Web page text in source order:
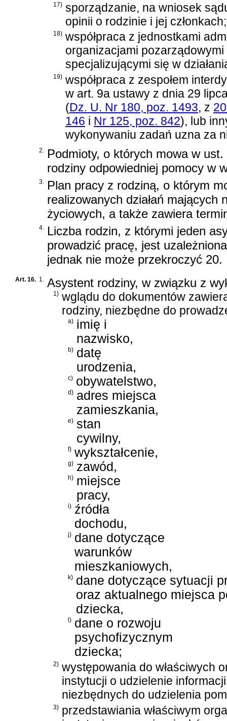
17) sporządzanie, na wniosek
opinii o rodzinie i jej członkach;
18) współpraca z jednostkami
organizacjami
specjalizującymi się w
19) współpraca z zespołem
w art. 9a ustawy z dnia 29
(Dz. U. Nr 180, poz. 1493, z
146 i Nr 125, poz. 842), lub
wykonywaniu zadań uzna za
2.
Podmioty, o których mowa w
rodziny odpowiedniej pomocy w
3.
Plan pracy z rodziną, o którym
realizowanych działań
życiowych, a także zawiera
4.
Liczba rodzin, z którymi jeden
prowadzić pracę, jest
jednak nie może przekroczyć 20.
Art. 16. 1. Asystent rodziny, w związku z
1) wglądu do dokumentów
rodziny, niezbędne do
a) imię i
nazwisko,
b) datę
urodzenia,
c) obywatelstwo,
d) adres miejsca
zamieszkania,
e) stan
cywilny,
f) wykształcenie,
g) zawód,
h) miejsce
pracy,
i) źródła
dochodu,
j) dane dotyczące
warunków
mieszkaniowych,
k) dane dotyczące sytuacji
oraz aktualnego miejsca
dziecka,
l) dane o rozwoju
psychofizycznym
dziecka;
2) występowania do właściwych
instytucji o udzielenie
niezbędnych do udzielenia
3) przedstawiania właściwym